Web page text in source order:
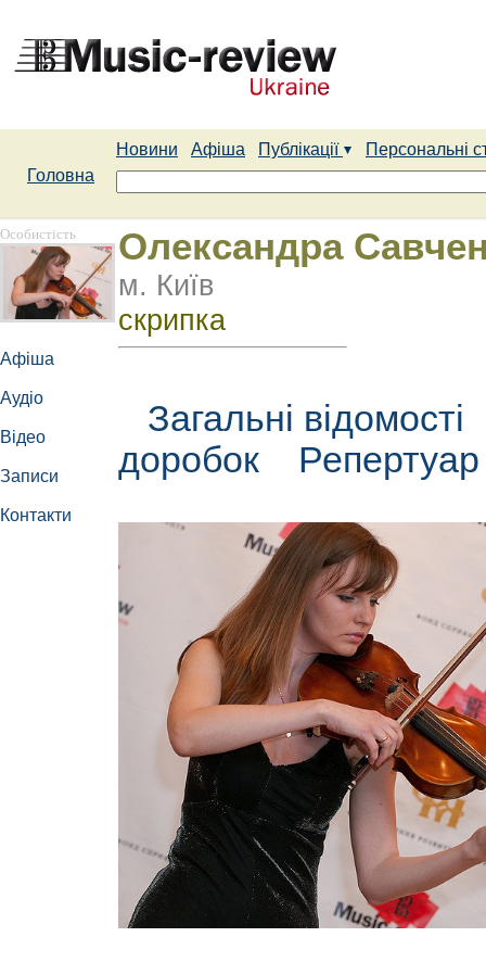
Новини Афіша Публікації
Персональні
Головна
Особистість
Афіша
Аудіо
Відео
Записи
Контакти
Олександра
м. Київ
скрипка
Загальні відомості
доробок